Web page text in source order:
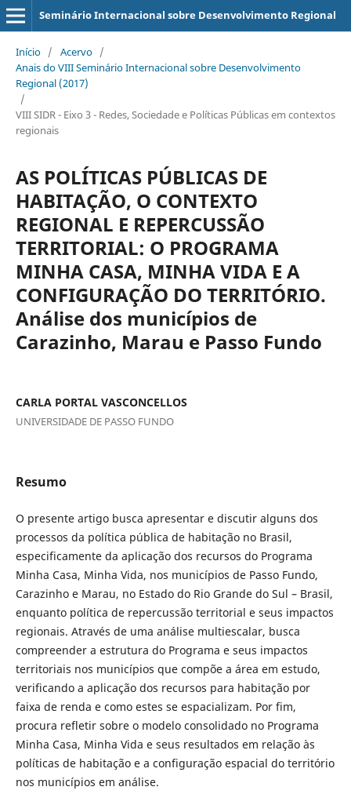
Seminário Internacional sobre Desenvolvimento Regional
Início / Acervo /
Anais do VIII Seminário Internacional sobre Desenvolvimento
Regional (2017)
/
VIII SIDR - Eixo 3 - Redes, Sociedade e Políticas Públicas em contextos
regionais
AS POLÍTICAS PÚBLICAS DE
HABITAÇÃO, O CONTEXTO
REGIONAL E REPERCUSSÃO
TERRITORIAL: O PROGRAMA
MINHA CASA, MINHA VIDA E A
CONFIGURAÇÃO DO TERRITÓRIO.
Análise dos municípios de
Carazinho, Marau e Passo Fundo
CARLA PORTAL VASCONCELLOS
UNIVERSIDADE DE PASSO FUNDO
Resumo
O presente artigo busca apresentar e discutir alguns dos
processos da política pública de habitação no Brasil,
especificamente da aplicação dos recursos do Programa
Minha Casa, Minha Vida, nos municípios de Passo Fundo,
Carazinho e Marau, no Estado do Rio Grande do Sul – Brasil,
enquanto política de repercussão territorial e seus impactos
regionais. Através de uma análise multiescalar, busca
compreender a estrutura do Programa e seus impactos
territoriais nos municípios que compõe a área em estudo,
verificando a aplicação dos recursos para habitação por
faixa de renda e como estes se espacializam. Por fim,
procura refletir sobre o modelo consolidado no Programa
Minha Casa, Minha Vida e seus resultados em relação às
políticas de habitação e a configuração espacial do território
nos municípios em análise.